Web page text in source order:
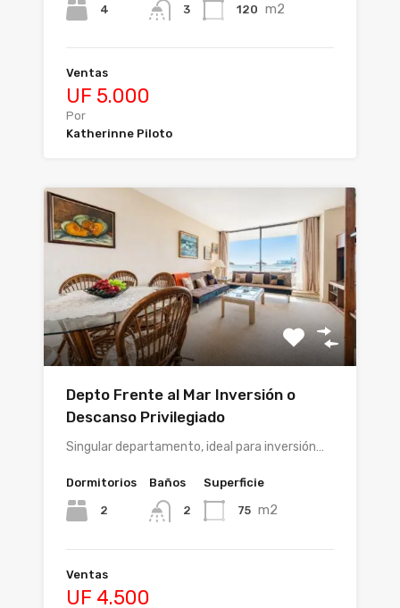
4 3 120 m2
Ventas
UF 5.000
Por
Katherinne Piloto
Depto Frente al Mar Inversión o
Descanso Privilegiado
Singular departamento, ideal para inversión…
Dormitorios
2
Baños
2
Superficie
75 m2
Ventas
UF 4.500